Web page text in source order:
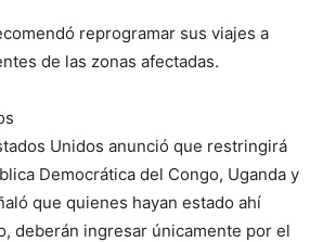
reprogramar sus viajes a
de las zonas afectadas.
Unidos anunció que restringirá
Democrática del Congo, Uganda y
que quienes hayan estado ahí
deberán ingresar únicamente por el